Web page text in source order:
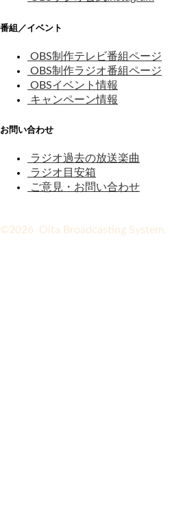
番組／イベント
OBS制作テレビ番組ページ
OBS制作ラジオ番組ページ
OBSイベント情報
キャンペーン情報
お問い合わせ
ラジオ過去の放送楽曲
ラジオ目安箱
ご意見・お問い合わせ
©2026 Oita Broadcasting System,